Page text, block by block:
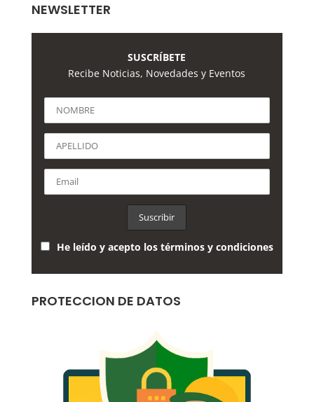
NEWSLETTER
SUSCRÍBETE
Recibe Noticias, Novedades y Eventos
He leído y acepto los términos y condiciones
PROTECCION DE DATOS